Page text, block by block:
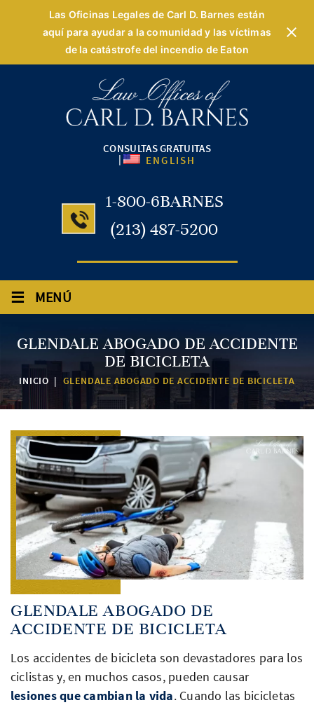
Las Oficinas Legales de Carl D. Barnes están
aquí para ayudar a la comunidad y las víctimas
de la catástrofe del incendio de Eaton
CONSULTAS GRATUITAS
| ENGLISH
1-800-6BARNES
(213) 487-5200
≡ MENÚ
GLENDALE ABOGADO DE ACCIDENTE
DE BICICLETA
INICIO | GLENDALE ABOGADO DE ACCIDENTE DE BICICLETA
GLENDALE ABOGADO DE
ACCIDENTE DE BICICLETA
Los accidentes de bicicleta son devastadores para los
ciclistas y, en muchos casos, pueden causar
lesiones que cambian la vida. Cuando las bicicletas